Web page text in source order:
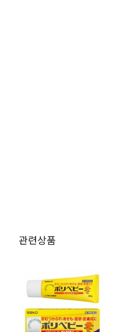
관련상품